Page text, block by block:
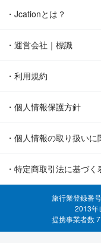
・Jcationとは？
・運営会社｜標識
・利用規約
・個人情報保護方針
・個人情報の取り扱い
・特定商取引法に基づく
旅行業登録番
2013年
提携事業者数